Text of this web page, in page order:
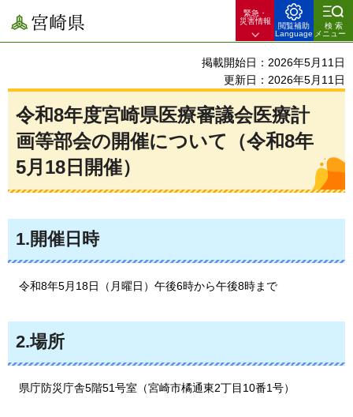
宮崎県
緊急・
災害情報
閲覧補助
Language
検索
メニュー
掲載開始日：2026年5月11日
更新日：2026年5月11日
令和8年度宮崎県医療審議会医療計
画等部会の開催について（令和8年
5月18日開催）
1.開催日時
令和8年5月18日（月曜日）午後6時から午後8時まで
2.場所
県庁防災庁舎5階51号室（宮崎市橘通東2丁目10番1号）